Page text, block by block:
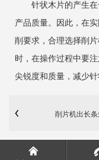
针状木片的产生在
产品质量。因此，在
削要求，合理选择削
时，在操作过程中要
尖锐度和质量，减少
削片机出长